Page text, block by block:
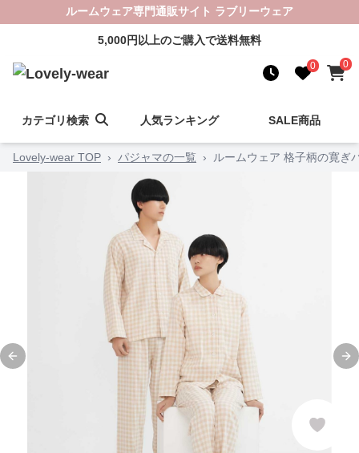
ルームウェア専門通販サイト ラブリーウェア
5,000円以上のご購入で送料無料
0 0
カテゴリ検索 人気ランキング SALE商品
Lovely-wear TOP › パジャマの一覧 › ルームウェア 格子柄の寛ぎ
Previous slide